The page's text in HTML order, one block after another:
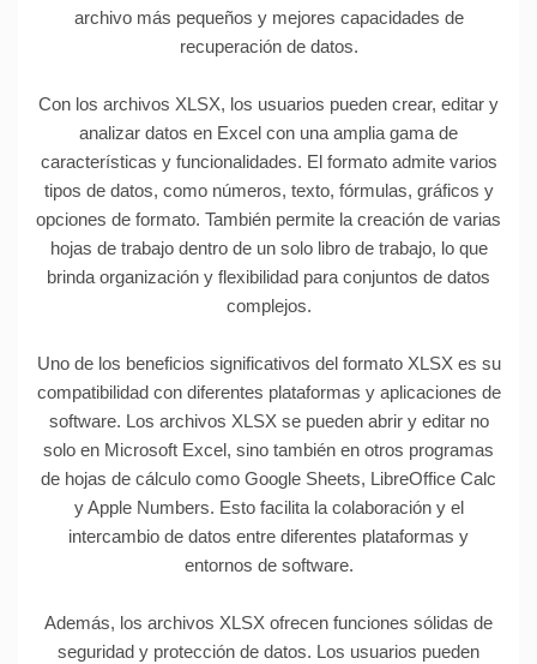
archivo más pequeños y mejores capacidades de
recuperación de datos.
Con los archivos XLSX, los usuarios pueden crear, editar y
analizar datos en Excel con una amplia gama de
características y funcionalidades. El formato admite varios
tipos de datos, como números, texto, fórmulas, gráficos y
opciones de formato. También permite la creación de varias
hojas de trabajo dentro de un solo libro de trabajo, lo que
brinda organización y flexibilidad para conjuntos de datos
complejos.
Uno de los beneficios significativos del formato XLSX es su
compatibilidad con diferentes plataformas y aplicaciones de
software. Los archivos XLSX se pueden abrir y editar no
solo en Microsoft Excel, sino también en otros programas
de hojas de cálculo como Google Sheets, LibreOffice Calc
y Apple Numbers. Esto facilita la colaboración y el
intercambio de datos entre diferentes plataformas y
entornos de software.
Además, los archivos XLSX ofrecen funciones sólidas de
seguridad y protección de datos. Los usuarios pueden